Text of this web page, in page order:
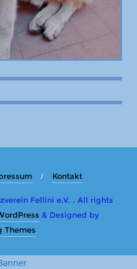
Kontakt
Fellini e.V. . All rights
& Designed by
Themes